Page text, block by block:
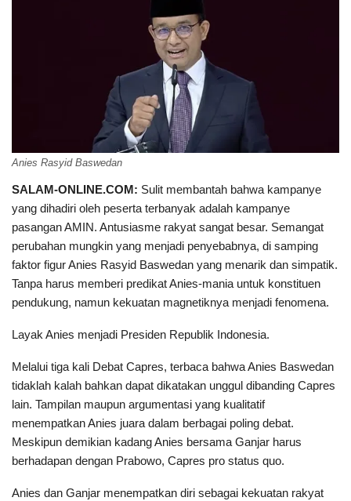
Anies Rasyid Baswedan
SALAM-ONLINE.COM: Sulit membantah bahwa kampanye
yang dihadiri oleh peserta terbanyak adalah kampanye
pasangan AMIN. Antusiasme rakyat sangat besar. Semangat
perubahan mungkin yang menjadi penyebabnya, di samping
faktor figur Anies Rasyid Baswedan yang menarik dan simpatik.
Tanpa harus memberi predikat Anies-mania untuk konstituen
pendukung, namun kekuatan magnetiknya menjadi fenomena.
Layak Anies menjadi Presiden Republik Indonesia.
Melalui tiga kali Debat Capres, terbaca bahwa Anies Baswedan
tidaklah kalah bahkan dapat dikatakan unggul dibanding Capres
lain. Tampilan maupun argumentasi yang kualitatif
menempatkan Anies juara dalam berbagai poling debat.
Meskipun demikian kadang Anies bersama Ganjar harus
berhadapan dengan Prabowo, Capres pro status quo.
Anies dan Ganjar menempatkan diri sebagai kekuatan rakyat